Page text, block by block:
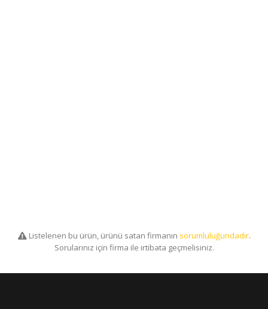
Listelenen bu ürün, ürünü satan firmanın sorumluluğundadır.
Sorularınız için firma ile irtibata geçmelisiniz.